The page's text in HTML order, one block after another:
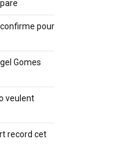
pour
Gomes
veulent
record cet